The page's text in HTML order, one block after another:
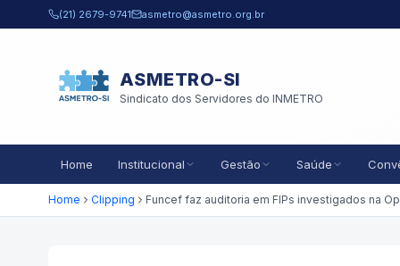
Pular para o conteúdo principal
(21) 2679-9741 asmetro@asmetro.org.br
ASMETRO-SI
Sindicato dos Servidores do INMETRO
Home Institucional Gestão Saúde
Home Clipping